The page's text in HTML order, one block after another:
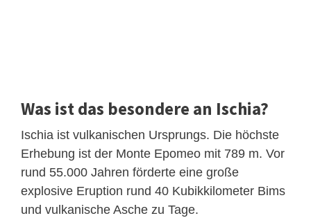
Was ist das besondere an Ischia?
Ischia ist vulkanischen Ursprungs. Die höchste
Erhebung ist der Monte Epomeo mit 789 m. Vor
rund 55.000 Jahren förderte eine große
explosive Eruption rund 40 Kubikkilometer Bims
und vulkanische Asche zu Tage.